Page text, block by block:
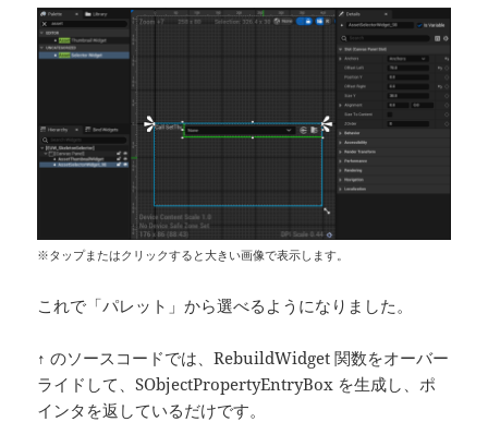
※タップまたはクリックすると大きい画像で表示します。
これで「パレット」から選べるようになりました。
↑ のソースコードでは、RebuildWidget 関数をオーバー
ライドして、SObjectPropertyEntryBox を生成し、ポ
インタを返しているだけです。